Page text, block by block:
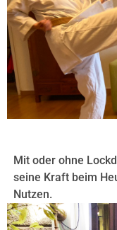
Mit oder ohne
seine Kraft beim
Nutzen.